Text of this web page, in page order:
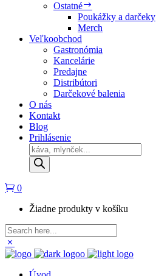
Ostatné
Poukážky a darčeky
Merch
Veľkoobchod
Gastronómia
Kancelárie
Predajne
Distribútori
Darčekové balenia
O nás
Kontakt
Blog
Prihlásenie
Products
search
0
Žiadne produkty v košíku